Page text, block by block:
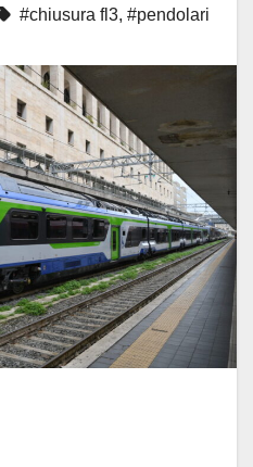
#chiusura fl3, #pendolari